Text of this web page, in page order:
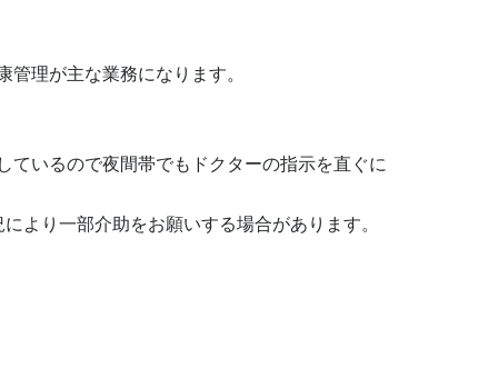
理が主な業務になります。
いるので夜間帯でもドクターの指示を直ぐに
より一部介助をお願いする場合があります。